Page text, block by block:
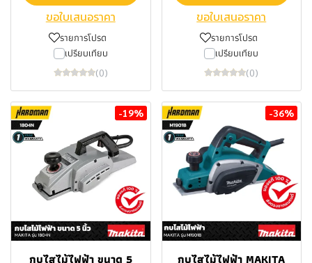
ขอใบเสนอราคา
รายการโปรด
เปรียบเทียบ
(0)
ขอใบเสนอราคา
รายการโปรด
เปรียบเทียบ
(0)
-19%
กบไสไม้ไฟฟ้า ขนาด 5
-36%
กบไสไม้ไฟฟ้า MAKITA